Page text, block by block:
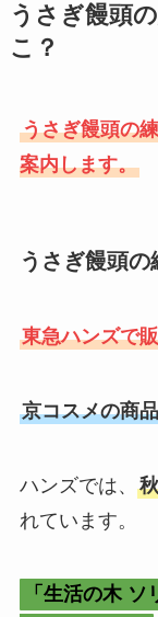
うさぎ饅頭
こ？
うさぎ饅頭の
案内します。
うさぎ饅頭
東急ハンズで
京コスメの商品
ハンズでは、
れています。
「生活の木